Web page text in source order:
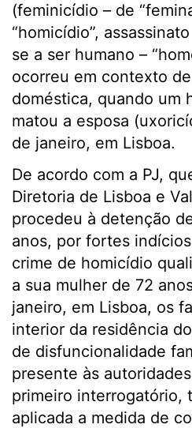
(feminicídio – de
“homicídio”,
se a ser humano –
ocorreu em contexto
doméstica, quando um
matou a esposa
de janeiro, em Lisboa.
De acordo com a PJ,
Diretoria de Lisboa e
procedeu à detenção
anos, por fortes
crime de homicídio
a sua mulher de 72
janeiro, em Lisboa, os
interior da residência
de disfuncionalidade
presente às
primeiro interrogatório,
aplicada a medida de